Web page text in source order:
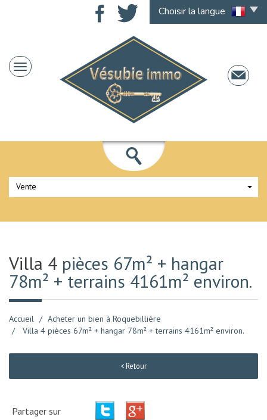
Choisir la langue
Vente
Villa 4 pièces 67m² + hangar
78m² + terrains 4161m² environ.
Accueil
Acheter un bien à Roquebillière
Villa 4 pièces 67m² + hangar 78m² + terrains 4161m² environ.
< Retour
Partager sur